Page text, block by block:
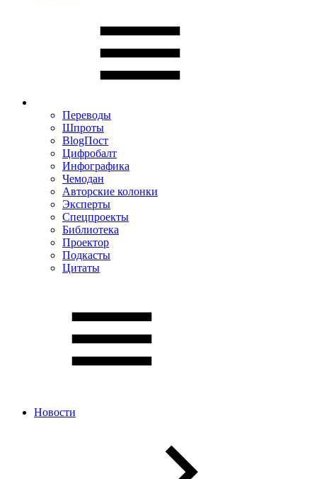
Переводы
Шпроты
BlogПост
Цифробалт
Инфографика
Чемодан
Авторские колонки
Эксперты
Спецпроекты
Библиотека
Проектор
Подкасты
Цитаты
Новости